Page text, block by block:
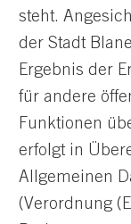
steht.
der Stadt
Ergebnis der
für andere
Funktionen
erfolgt in
Allgemeinen
(Verordnung